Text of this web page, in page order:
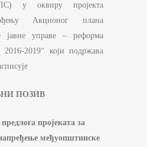
у оквиру пројекта
Акционог плана
јавне управе – реформа
2016-2019“ који подржава
ПОЗИВ
пројеката за
међуопштинске